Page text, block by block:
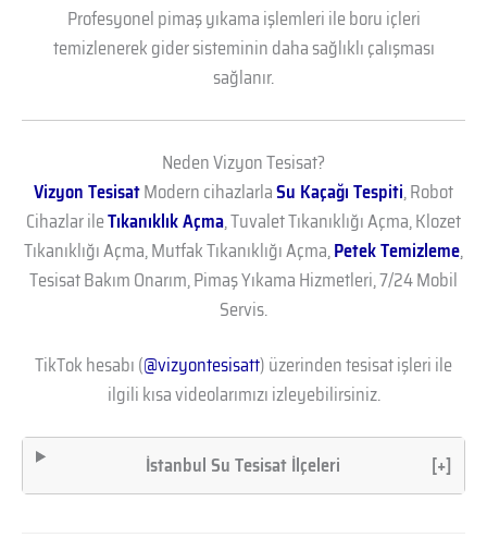
Profesyonel pimaş yıkama işlemleri ile boru içleri
temizlenerek gider sisteminin daha sağlıklı çalışması
sağlanır.
Neden Vizyon Tesisat?
Vizyon TesisatModern cihazlarlaSu Kaçağı Tespiti, Robot
Cihazlar ileTıkanıklık Açma, Tuvalet Tıkanıklığı Açma, Klozet
Tıkanıklığı Açma, Mutfak Tıkanıklığı Açma,Petek Temizleme,
Tesisat Bakım Onarım, Pimaş Yıkama Hizmetleri, 7/24 Mobil
Servis.
TikTok hesabı (@vizyontesisatt) üzerinden tesisat işleri ile
ilgili kısa videolarımızı izleyebilirsiniz.
İstanbul Su Tesisat İlçeleri [+]